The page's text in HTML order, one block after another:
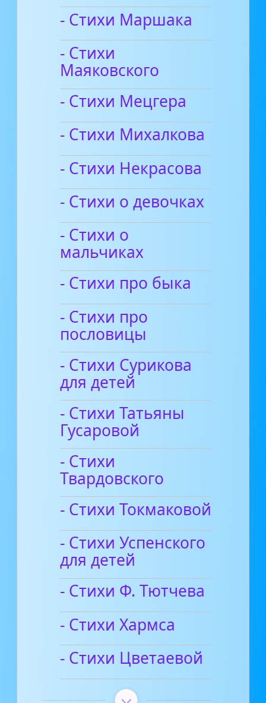
- Стихи Маршака
- Стихи
Маяковского
- Стихи Мецгера
- Стихи Михалкова
- Стихи Некрасова
- Стихи о девочках
- Стихи о
мальчиках
- Стихи про быка
- Стихи про
пословицы
- Стихи Сурикова
для детей
- Стихи Татьяны
Гусаровой
- Стихи
Твардовского
- Стихи Токмаковой
- Стихи Успенского
для детей
- Стихи Ф. Тютчева
- Стихи Хармса
- Стихи Цветаевой